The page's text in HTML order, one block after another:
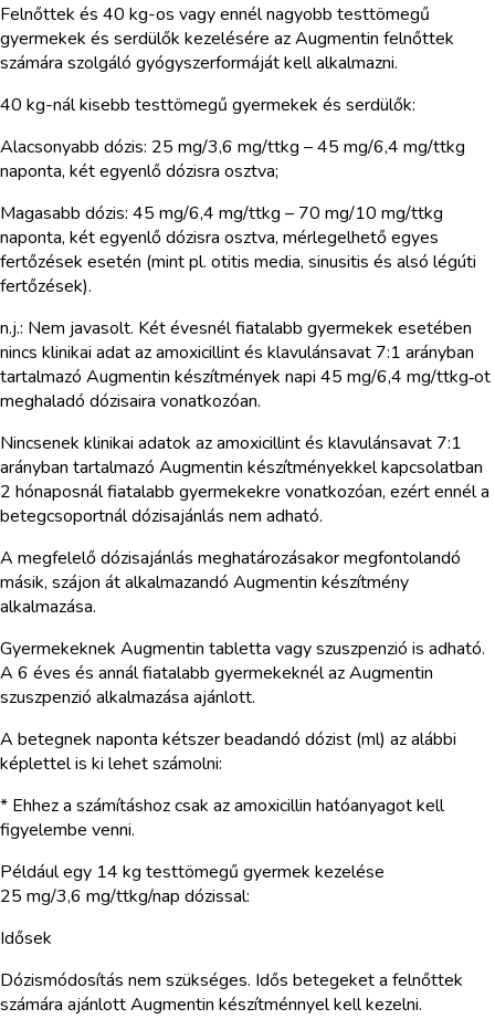
Felnőttek és 40 kg-os vagy ennél nagyobb testtömegű
gyermekek és serdülők kezelésére az Augmentin felnőttek
számára szolgáló gyógyszerformáját kell alkalmazni.
40 kg-nál kisebb testtömegű gyermekek és serdülők:
Alacsonyabb dózis: 25 mg/3,6 mg/ttkg – 45 mg/6,4 mg/ttkg
naponta, két egyenlő dózisra osztva;
Magasabb dózis: 45 mg/6,4 mg/ttkg – 70 mg/10 mg/ttkg
naponta, két egyenlő dózisra osztva, mérlegelhető egyes
fertőzések esetén (mint pl. otitis media, sinusitis és alsó légúti
fertőzések).
n.j.: Nem javasolt. Két évesnél fiatalabb gyermekek esetében
nincs klinikai adat az amoxicillint és klavulánsavat 7:1 arányban
tartalmazó Augmentin készítmények napi 45 mg/6,4 mg/ttkg‑ot
meghaladó dózisaira vonatkozóan.
Nincsenek klinikai adatok az amoxicillint és klavulánsavat 7:1
arányban tartalmazó Augmentin készítményekkel kapcsolatban
2 hónaposnál fiatalabb gyermekekre vonatkozóan, ezért ennél a
betegcsoportnál dózisajánlás nem adható.
A megfelelő dózisajánlás meghatározásakor megfontolandó
másik, szájon át alkalmazandó Augmentin készítmény
alkalmazása.
Gyermekeknek Augmentin tabletta vagy szuszpenzió is adható.
A 6 éves és annál fiatalabb gyermekeknél az Augmentin
szuszpenzió alkalmazása ajánlott.
A betegnek naponta kétszer beadandó dózist (ml) az alábbi
képlettel is ki lehet számolni:
* Ehhez a számításhoz csak az amoxicillin hatóanyagot kell
figyelembe venni.
Például egy 14 kg testtömegű gyermek kezelése
25 mg/3,6 mg/ttkg/nap dózissal:
Idősek
Dózismódosítás nem szükséges. Idős betegeket a felnőttek
számára ajánlott Augmentin készítménnyel kell kezelni.